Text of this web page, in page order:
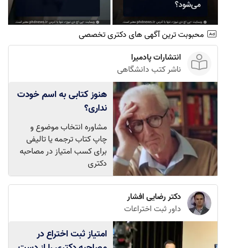
محبوبت ترین آگهی های دکتری تخصصی
انتشارات پادمیرا
ناشر کتب دانشگاهی
هنوز کتابی به اسم خودت
نداری؟
مشاوره انتخاب موضوع و
چاپ کتاب ترجمه یا تالیفی
برای کسب امتیاز در مصاحبه
دکتری
دکتر رضایی افشار
داور ثبت اختراعات
امتیاز ثبت اختراع در